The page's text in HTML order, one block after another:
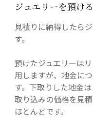
ジュエリーを預ける
見積りに納得したら
す。
預けたジュエリーは
用しますが、地金に
す。下取りした地金
取り込みの価格を見
ほとんどです。